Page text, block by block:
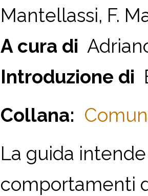
Mantellassi, F.
A cura di
Introduzione di
Collana:
La guida
comportamenti